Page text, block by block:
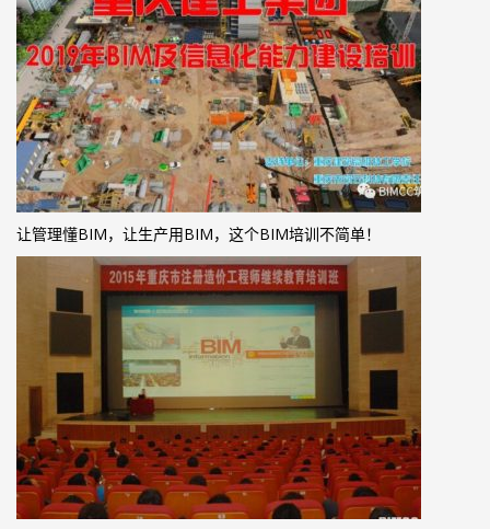
让管理懂BIM，让生产用BIM，这个BIM培训不简单！